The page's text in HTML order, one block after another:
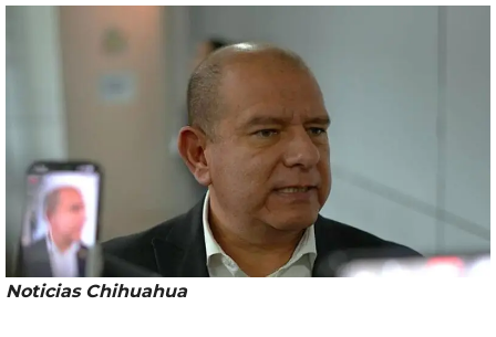
Noticias Chihuahua